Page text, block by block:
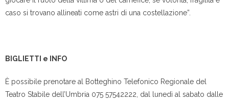
caso si trovano allineati come astri di una costellazione”.
BIGLIETTI e INFO
È possibile prenotare al Botteghino Telefonico Regionale del
Teatro Stabile dell’Umbria 075 57542222, dal lunedì al sabato dalle